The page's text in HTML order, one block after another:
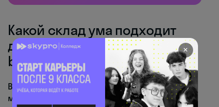
Какой склад ума подходит
для frontend, а какой для
backend
Выбор направления — это во многом выбор
между двумя типами мышления. Никакого
✕